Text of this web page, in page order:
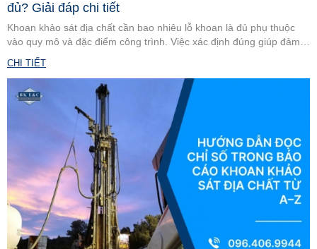
đủ? Giải đáp chi tiết
Khoan khảo sát địa chất cần bao nhiêu lỗ khoan là đủ phụ thuộc
vào quy mô và đặc điểm công trình. Việc xác định đúng giúp đảm
bảo an toàn và tối ưu chi phí. Cùng tìm hiểu cách tính chi tiết.
CHI TIẾT